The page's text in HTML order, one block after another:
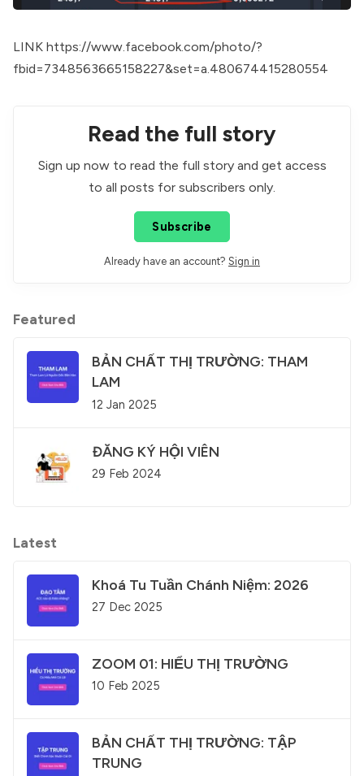
LINK https://www.facebook.com/photo/?
fbid=7348563665158227&set=a.480674415280554
Read the full story
Sign up now to read the full story and get access
to all posts for subscribers only.
Subscribe
Already have an account? Sign in
Featured
BẢN CHẤT THỊ TRƯỜNG: THAM
LAM
12 Jan 2025
ĐĂNG KÝ HỘI VIÊN
29 Feb 2024
Latest
Khoá Tu Tuần Chánh Niệm: 2026
27 Dec 2025
ZOOM 01: HIỂU THỊ TRƯỜNG
10 Feb 2025
BẢN CHẤT THỊ TRƯỜNG: TẬP
TRUNG